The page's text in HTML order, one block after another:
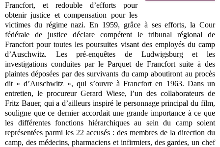
Francfort, et redouble d’efforts pour
obtenir justice et compensation pour les
victimes du régime nazi. En 1959, grâce à ses efforts, la Cour
fédérale de justice déclare compétent le tribunal régional de
Francfort pour toutes les poursuites visant des employés du camp
d’Auschwitz. Les pré-enquêtes de Ludwigsburg et les
investigations conduites par le Parquet de Francfort suite à des
plaintes déposées par des survivants du camp aboutiront au procès
dit « d’Auschwitz », qui s’ouvre à Francfort en 1963. Dans un
entretien, le procureur Gerard Wiese, l’un des collaborateurs de
Fritz Bauer, qui a d’ailleurs inspiré le personnage principal du film,
souligne que ce dernier accordait une grande importance à ce que
les différentes fonctions hiérarchiques au sein du camp soient
représentées parmi les 22 accusés : des membres de la direction du
camp, des médecins, pharmaciens et infirmiers, des gardes, un chef